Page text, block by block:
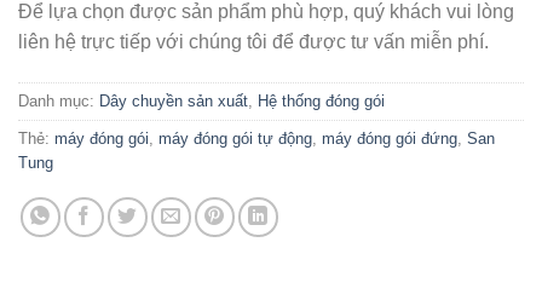
Để lựa chọn được sản phẩm phù hợp, quý khách vui lòng
liên hệ trực tiếp với chúng tôi để được tư vấn miễn phí.
Danh mục: Dây chuyền sản xuất Hệ thống đóng gói
Thẻ: máy đóng gói máy đóng gói tự động máy đóng gói đứng San
Tung